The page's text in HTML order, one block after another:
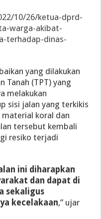
10/26/ketua-dprd-
warga-akibat-
terhadap-dinas-
yang dilakukan
Tanah (TPT) yang
melakukan
sisi jalan yang terkikis
koral dan
tersebut kembali
resiko terjadi
ini diharapkan
dan dapat di
sekaligus
kecelakaan,” ujar